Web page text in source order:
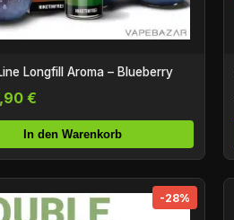
Longfill Aroma – Blueberry
€
In den Warenkorb
-28%